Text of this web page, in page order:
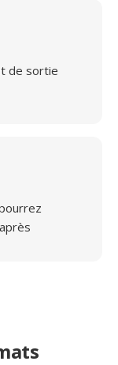
de sortie